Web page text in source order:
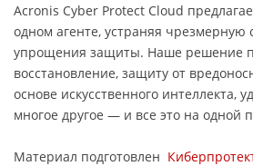
Acronis Cyber Protect Cloud
одном агенте, устраняя чрезмерную
упрощения защиты. Наше решение
восстановление, защиту от
основе искусственного интеллекта,
многое другое — и все это на одной
Материал подготовлен